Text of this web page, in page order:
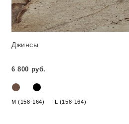
Джинсы
6 800 руб.
M (158-164) L (158-164)